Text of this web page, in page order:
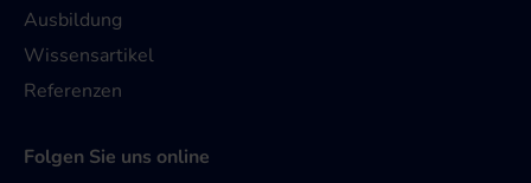
Ausbildung
Wissensartikel
Referenzen
Folgen Sie uns online